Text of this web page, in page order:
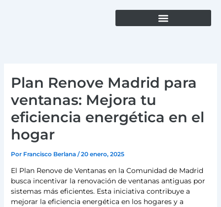
Plan Renove Madrid para
ventanas: Mejora tu
eficiencia energética en el
hogar
Por Francisco Berlana /20 enero, 2025
El Plan Renove de Ventanas en la Comunidad de Madrid
busca incentivar la renovación de ventanas antiguas por
sistemas más eficientes. Esta iniciativa contribuye a
mejorar la eficiencia energética en los hogares y a